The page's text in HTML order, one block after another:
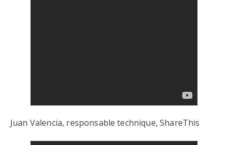
Juan Valencia, responsable technique, ShareThis